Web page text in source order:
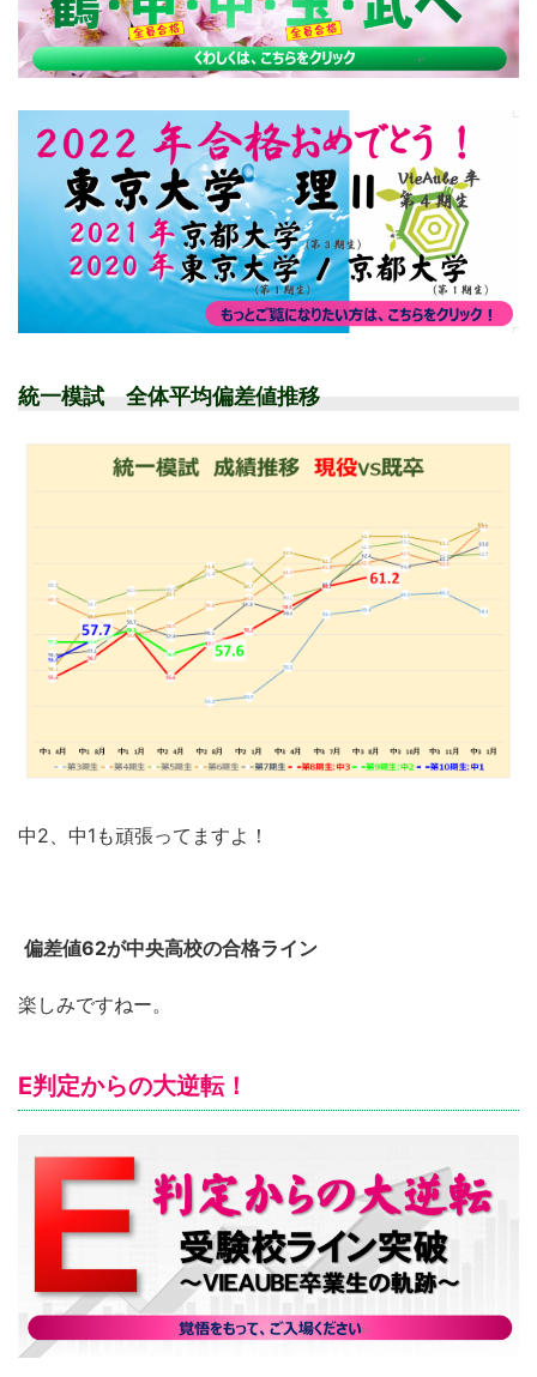
統一模試 全体平均偏差値推移
中2、中1も頑張ってますよ！
偏差値62が中央高校の合格ライン
楽しみですねー。
E判定からの大逆転！